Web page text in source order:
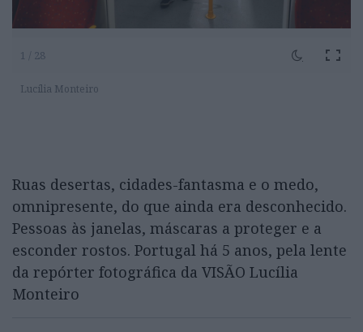
1 / 28
Lucília Monteiro
Ruas desertas, cidades-fantasma e o medo,
omnipresente, do que ainda era desconhecido.
Pessoas às janelas, máscaras a proteger e a
esconder rostos. Portugal há 5 anos, pela lente
da repórter fotográfica da VISÃO Lucília
Monteiro